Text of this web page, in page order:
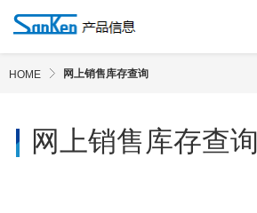
HOME 网上销售库存查询
网上销售库存查询